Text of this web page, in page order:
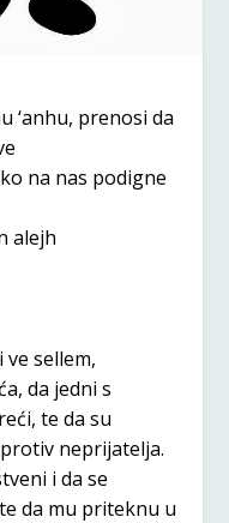
‘anhu, prenosi da
na nas podigne
alejh
ve sellem,
da jedni s
te da su
neprijatelja.
i da se
da mu priteknu u